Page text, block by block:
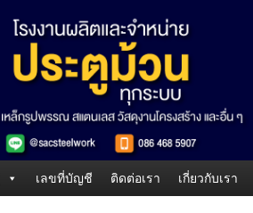
เลขที่บัญชี ติดต่อเรา เกี่ยวกับเรา